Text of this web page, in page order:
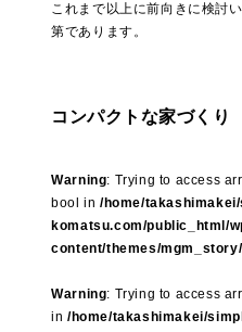
これまで以上に前向きに検討
第であります。
コンパクトな家づくり
Warning: Trying to access
bool in/home/
komatsu.com/public_html/
content/themes/
Warning: Trying to access
in/home/takashimakei/